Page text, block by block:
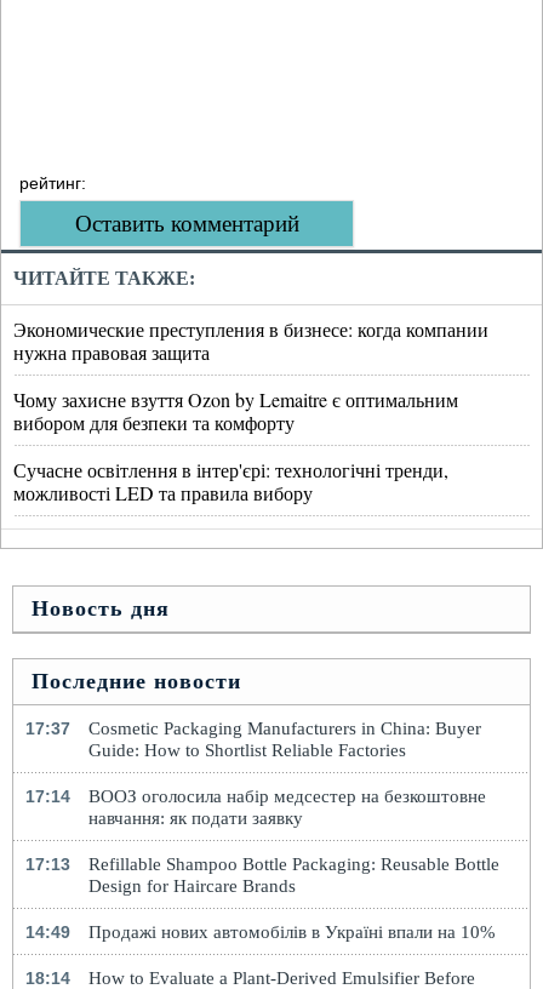
рейтинг:
Оставить комментарий
ЧИТАЙТЕ ТАКЖЕ:
Экономические преступления в бизнесе: когда компании
нужна правовая защита
Чому захисне взуття Ozon by Lemaitre є оптимальним
вибором для безпеки та комфорту
Сучасне освітлення в інтер'єрі: технологічні тренди,
можливості LED та правила вибору
Новость дня
Последние новости
17:37
Cosmetic Packaging Manufacturers in China: Buyer
Guide: How to Shortlist Reliable Factories
17:14
ВООЗ оголосила набір медсестер на безкоштовне
навчання: як подати заявку
17:13
Refillable Shampoo Bottle Packaging: Reusable Bottle
Design for Haircare Brands
14:49 Продажі нових автомобілів в Україні впали на 10%
18:14
How to Evaluate a Plant-Derived Emulsifier Before